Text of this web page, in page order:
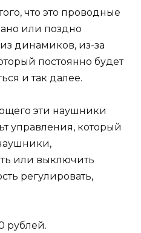
что это проводные
или поздно
динамиков, из-за
постоянно будет
и так далее.
эти наушники
управления, который
или выключить
регулировать,
рублей.